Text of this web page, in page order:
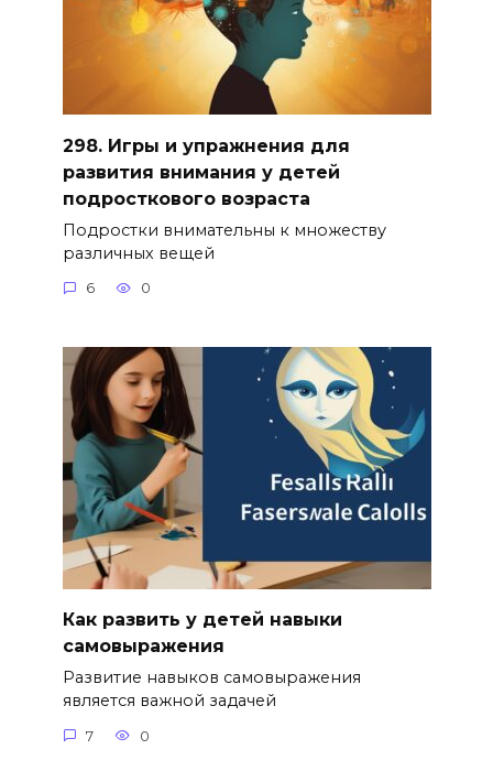
298. Игры и упражнения для
развития внимания у детей
подросткового возраста
Подростки внимательны к множеству
различных вещей
6 0
Как развить у детей навыки
самовыражения
Развитие навыков самовыражения
является важной задачей
7 0